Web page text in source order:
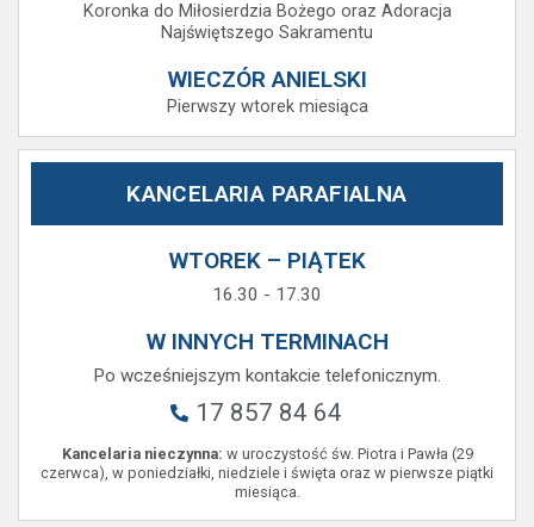
Koronka do Miłosierdzia Bożego oraz Adoracja
Najświętszego Sakramentu
WIECZÓR ANIELSKI
Pierwszy wtorek miesiąca
KANCELARIA PARAFIALNA
WTOREK – PIĄTEK
16.30 - 17.30
W INNYCH TERMINACH
Po wcześniejszym kontakcie telefonicznym.
17 857 84 64
Kancelaria nieczynna: w uroczystość św. Piotra i Pawła (29
czerwca), w poniedziałki, niedziele i święta oraz w pierwsze piątki
miesiąca.